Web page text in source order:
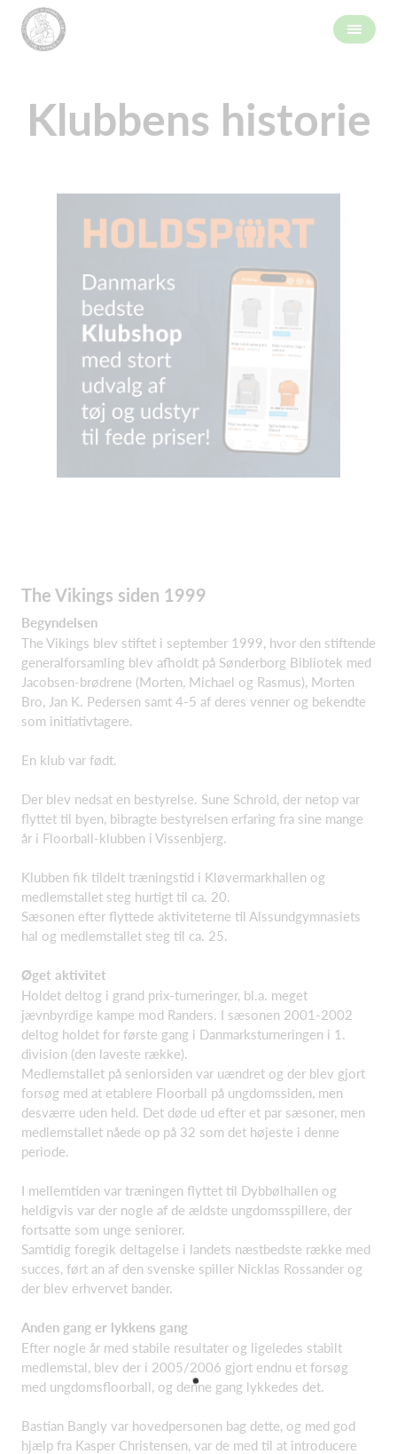
Klubbens historie
The Vikings siden 1999
Begyndelsen
The Vikings blev stiftet i september 1999, hvor den stiftende
generalforsamling blev afholdt på Sønderborg Bibliotek med
Jacobsen-brødrene (Morten, Michael og Rasmus), Morten
Bro, Jan K. Pedersen samt 4-5 af deres venner og bekendte
som initiativtagere.
En klub var født.
Der blev nedsat en bestyrelse. Sune Schrold, der netop var
flyttet til byen, bibragte bestyrelsen erfaring fra sine mange
år i Floorball-klubben i Vissenbjerg.
Klubben fik tildelt træningstid i Kløvermarkhallen og
medlemstallet steg hurtigt til ca. 20.
Sæsonen efter flyttede aktiviteterne til Alssundgymnasiets
hal og medlemstallet steg til ca. 25.
Øget aktivitet
Holdet deltog i grand prix-turneringer, bl.a. meget
jævnbyrdige kampe mod Randers. I sæsonen 2001-2002
deltog holdet for første gang i Danmarksturneringen i 1.
division (den laveste række).
Medlemstallet på seniorsiden var uændret og der blev gjort
forsøg med at etablere Floorball på ungdomssiden, men
desværre uden held. Det døde ud efter et par sæsoner, men
medlemstallet nåede op på 32 som det højeste i denne
periode.
I mellemtiden var træningen flyttet til Dybbølhallen og
heldigvis var der nogle af de ældste ungdomsspillere, der
fortsatte som unge seniorer.
Samtidig foregik deltagelse i landets næstbedste række med
succes, ført an af den svenske spiller Nicklas Rossander og
der blev erhvervet bander.
Anden gang er lykkens gang
Efter nogle år med stabile resultater og ligeledes stabilt
medlemstal, blev der i 2005/2006 gjort endnu et forsøg
med ungdomsfloorball, og denne gang lykkedes det.
Bastian Bangly var hovedpersonen bag dette, og med god
hjælp fra Kasper Christensen, var de med til at introducere